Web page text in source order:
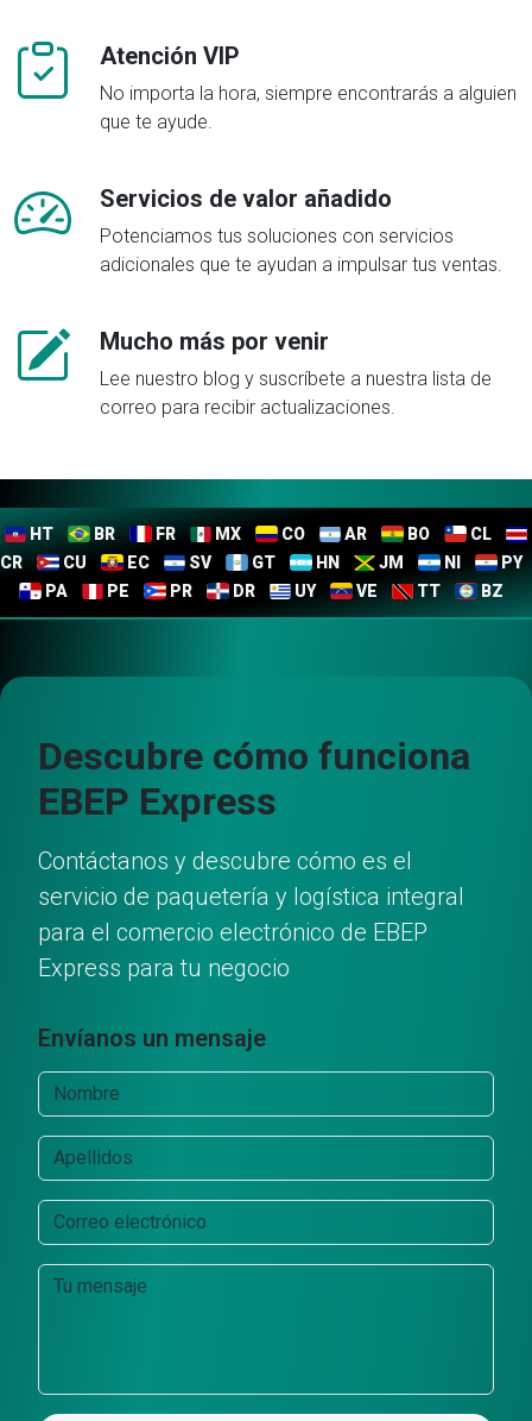
Atención VIP
No importa la hora, siempre encontrarás a alguien
que te ayude.
Servicios de valor añadido
Potenciamos tus soluciones con servicios
adicionales que te ayudan a impulsar tus ventas.
Mucho más por venir
Lee nuestro blog y suscríbete a nuestra lista de
correo para recibir actualizaciones.
HT BR FR MX CO AR BO
CL
CR
CU EC SV GT HN JM NI
PY
PA
PE PR DR UY VE TT BZ
Descubre cómo funciona
EBEP Express
Contáctanos y descubre cómo es el
servicio de paquetería y logística integral
para el comercio electrónico de EBEP
Express para tu negocio
Envíanos un mensaje